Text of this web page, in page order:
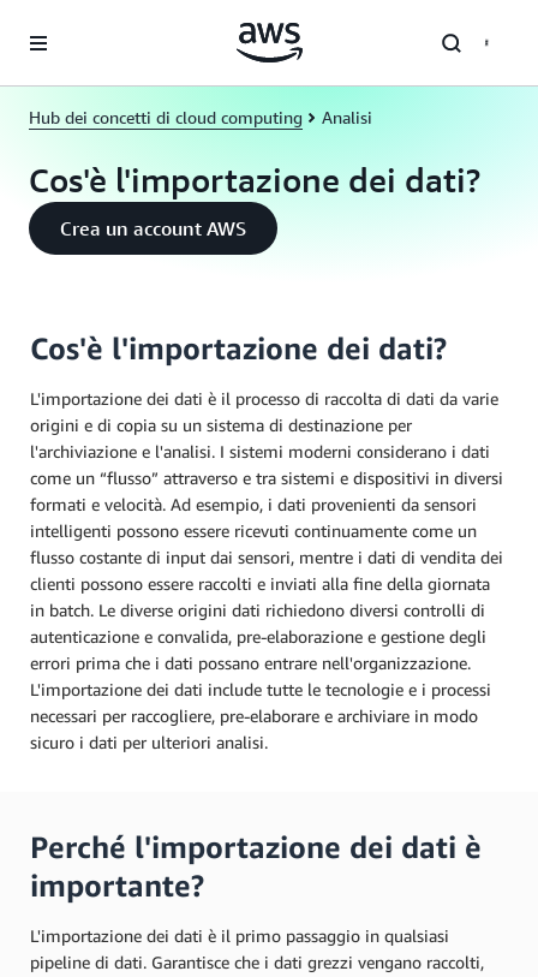
Hub dei concetti di cloud computing Analisi
Cos'è l'importazione dei dati?
Crea un account AWS
Cos'è l'importazione dei dati?
L'importazione dei dati è il processo di raccolta di dati da varie
origini e di copia su un sistema di destinazione per
l'archiviazione e l'analisi. I sistemi moderni considerano i dati
come un “flusso” attraverso e tra sistemi e dispositivi in diversi
formati e velocità. Ad esempio, i dati provenienti da sensori
intelligenti possono essere ricevuti continuamente come un
flusso costante di input dai sensori, mentre i dati di vendita dei
clienti possono essere raccolti e inviati alla fine della giornata
in batch. Le diverse origini dati richiedono diversi controlli di
autenticazione e convalida, pre-elaborazione e gestione degli
errori prima che i dati possano entrare nell'organizzazione.
L'importazione dei dati include tutte le tecnologie e i processi
necessari per raccogliere, pre-elaborare e archiviare in modo
sicuro i dati per ulteriori analisi.
Perché l'importazione dei dati è
importante?
L'importazione dei dati è il primo passaggio in qualsiasi
pipeline di dati. Garantisce che i dati grezzi vengano raccolti,